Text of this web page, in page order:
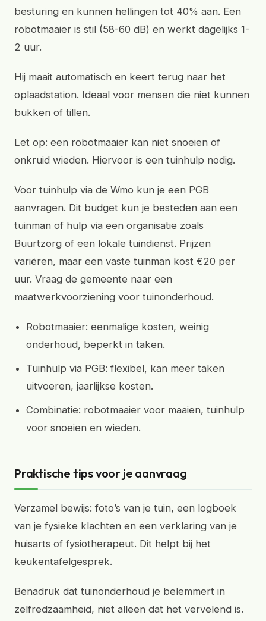
besturing en kunnen hellingen tot 40% aan. Een
robotmaaier is stil (58-60 dB) en werkt dagelijks 1-
2 uur.
Hij maait automatisch en keert terug naar het
oplaadstation. Ideaal voor mensen die niet kunnen
bukken of tillen.
Let op: een robotmaaier kan niet snoeien of
onkruid wieden. Hiervoor is een tuinhulp nodig.
Voor tuinhulp via de Wmo kun je een PGB
aanvragen. Dit budget kun je besteden aan een
tuinman of hulp via een organisatie zoals
Buurtzorg of een lokale tuindienst. Prijzen
variëren, maar een vaste tuinman kost €20 per
uur. Vraag de gemeente naar een
maatwerkvoorziening voor tuinonderhoud.
Robotmaaier: eenmalige kosten, weinig
onderhoud, beperkt in taken.
Tuinhulp via PGB: flexibel, kan meer taken
uitvoeren, jaarlijkse kosten.
Combinatie: robotmaaier voor maaien, tuinhulp
voor snoeien en wieden.
Praktische tips voor je aanvraag
Verzamel bewijs: foto’s van je tuin, een logboek
van je fysieke klachten en een verklaring van je
huisarts of fysiotherapeut. Dit helpt bij het
keukentafelgesprek.
Benadruk dat tuinonderhoud je belemmert in
zelfredzaamheid, niet alleen dat het vervelend is.